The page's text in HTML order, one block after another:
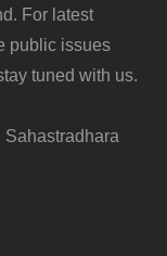
For latest
public issues
tuned with us.
Sahastradhara